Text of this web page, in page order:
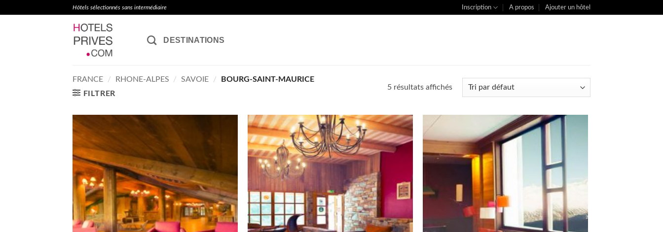
Hôtels sélectionnés sans intermédiaire Inscription A propos Ajouter un hôtel
DESTINATIONS
FRANCE / RHONE-ALPES / SAVOIE /
BOURG-SAINT-MAURICE
FILTRER
5 résultats affichés